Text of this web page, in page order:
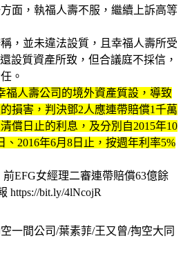
面，執福人壽不服，繼續上訴高等
，並未違法設質，且幸福人壽所受
設質資產所致，但合議庭不採信，
。
福人壽公司的境外資產質設，導致
損害，判決鄧2人應連帶賠償1千萬
償日止的利息，及分別自2015年10
、2016年6月8日止，按週年利率5%
EFG女經理二審連帶賠償63億餘
https://bit.ly/4lNcojR